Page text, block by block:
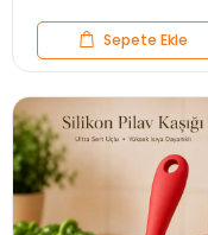
Sepete Ekle